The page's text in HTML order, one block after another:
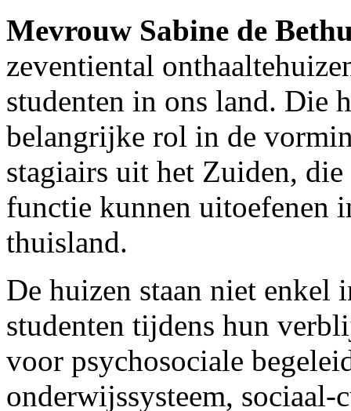
Mevrouw Sabine de
zeventiental
studenten in ons land. Die
belangrijke rol in de
stagiairs uit het Zuiden,
functie kunnen uitoefenen
thuisland.
De huizen staan niet enkel
studenten tijdens hun
voor psychosociale
onderwijssysteem,